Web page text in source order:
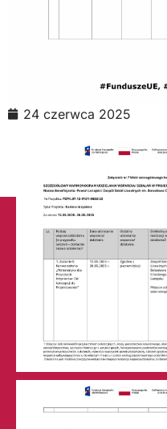
24 czerwca 2025
Liceum
w
w
ul. M.
37-